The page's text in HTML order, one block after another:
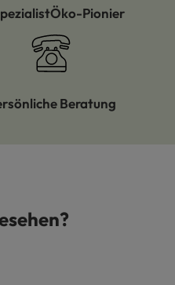
Öko-Pionier
Beratung